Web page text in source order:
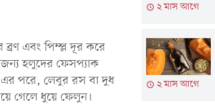
এবং পিম্প্ল দূর করে
জন্য হলুদের ফেসপ্যাক
এর পরে, লেবুর রস বা দুধ
গেলে ধুয়ে ফেলুন।
২ মাস আগে
২ মাস আগে